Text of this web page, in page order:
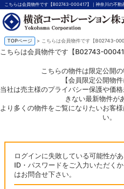
TOPページ > こちらは会員物件です【B02743-
こちらは会員物件です【B02743-
こちらの物件は限定公開の
【会員限定公開物件
当社は売主様のプライバシー保護や価
きない最新物件が
より多くの物件をご覧になりたいお客
い。
ログインに失敗している可能性が
ID・パスワードをご入力いただく
はお問合せ下さい。